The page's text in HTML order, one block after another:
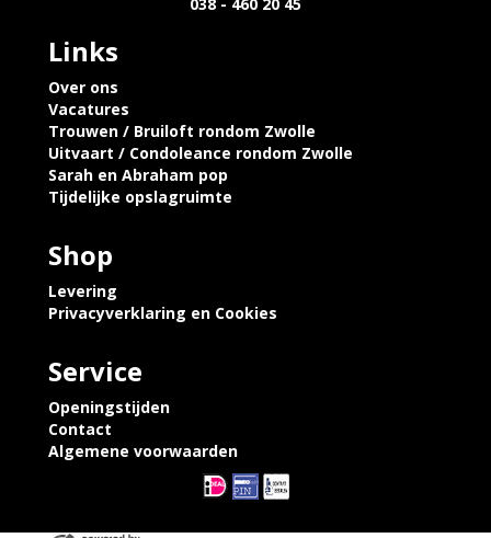
Links
Over ons
Vacatures
Trouwen / Bruiloft rondom Zwolle
Uitvaart / Condoleance rondom Zwolle
Sarah en Abraham pop
Tijdelijke opslagruimte
Shop
Levering
Privacyverklaring en Cookies
Service
Openingstijden
Contact
Algemene voorwaarden